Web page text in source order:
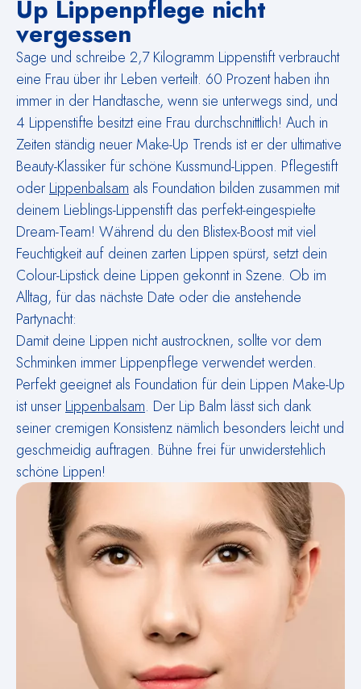
Up Lippenpflege nicht
vergessen
Sage und schreibe 2,7 Kilogramm Lippenstift verbraucht
eine Frau über ihr Leben verteilt. 60 Prozent haben ihn
immer in der Handtasche, wenn sie unterwegs sind, und
4 Lippenstifte besitzt eine Frau durchschnittlich! Auch in
Zeiten ständig neuer Make-Up Trends ist er der ultimative
Beauty-Klassiker für schöne Kussmund-Lippen. Pflegestift
oder Lippenbalsam als Foundation bilden zusammen mit
deinem Lieblings-Lippenstift das perfekt-eingespielte
Dream-Team! Während du den Blistex-Boost mit viel
Feuchtigkeit auf deinen zarten Lippen spürst, setzt dein
Colour-Lipstick deine Lippen gekonnt in Szene. Ob im
Alltag, für das nächste Date oder die anstehende
Partynacht:
Damit deine Lippen nicht austrocknen, sollte vor dem
Schminken immer Lippenpflege verwendet werden.
Perfekt geeignet als Foundation für dein Lippen Make-Up
ist unser Lippenbalsam. Der Lip Balm lässt sich dank
seiner cremigen Konsistenz nämlich besonders leicht und
geschmeidig auftragen. Bühne frei für unwiderstehlich
schöne Lippen!